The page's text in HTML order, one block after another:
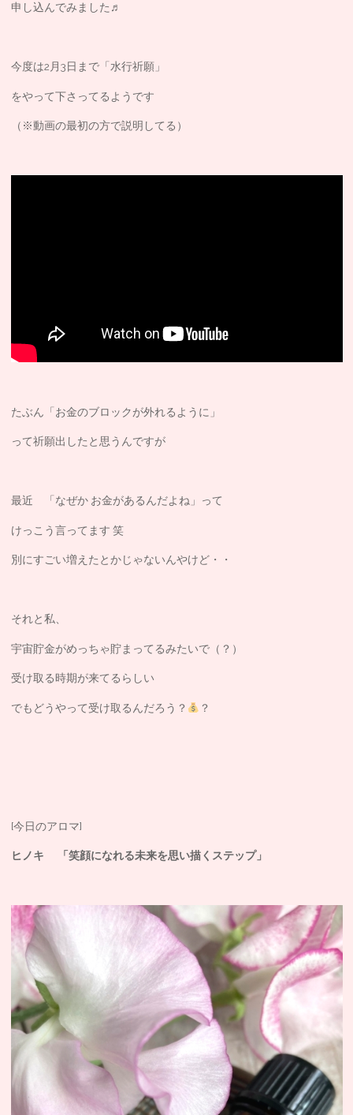
申し込んでみました♬
今度は2月3日まで「水行祈願」
をやって下さってるようです
（※動画の最初の方で説明してる）
たぶん「お金のブロックが外れるように」
って祈願出したと思うんですが
最近 「なぜか お金があるんだよね」って
けっこう言ってます 笑
別にすごい増えたとかじゃないんやけど・・
それと私、
宇宙貯金がめっちゃ貯まってるみたいで（？）
受け取る時期が来てるらしい
でもどうやって受け取るんだろう？ ？
[今日のアロマ]
ヒノキ 「笑顔になれる未来を思い描くステップ」